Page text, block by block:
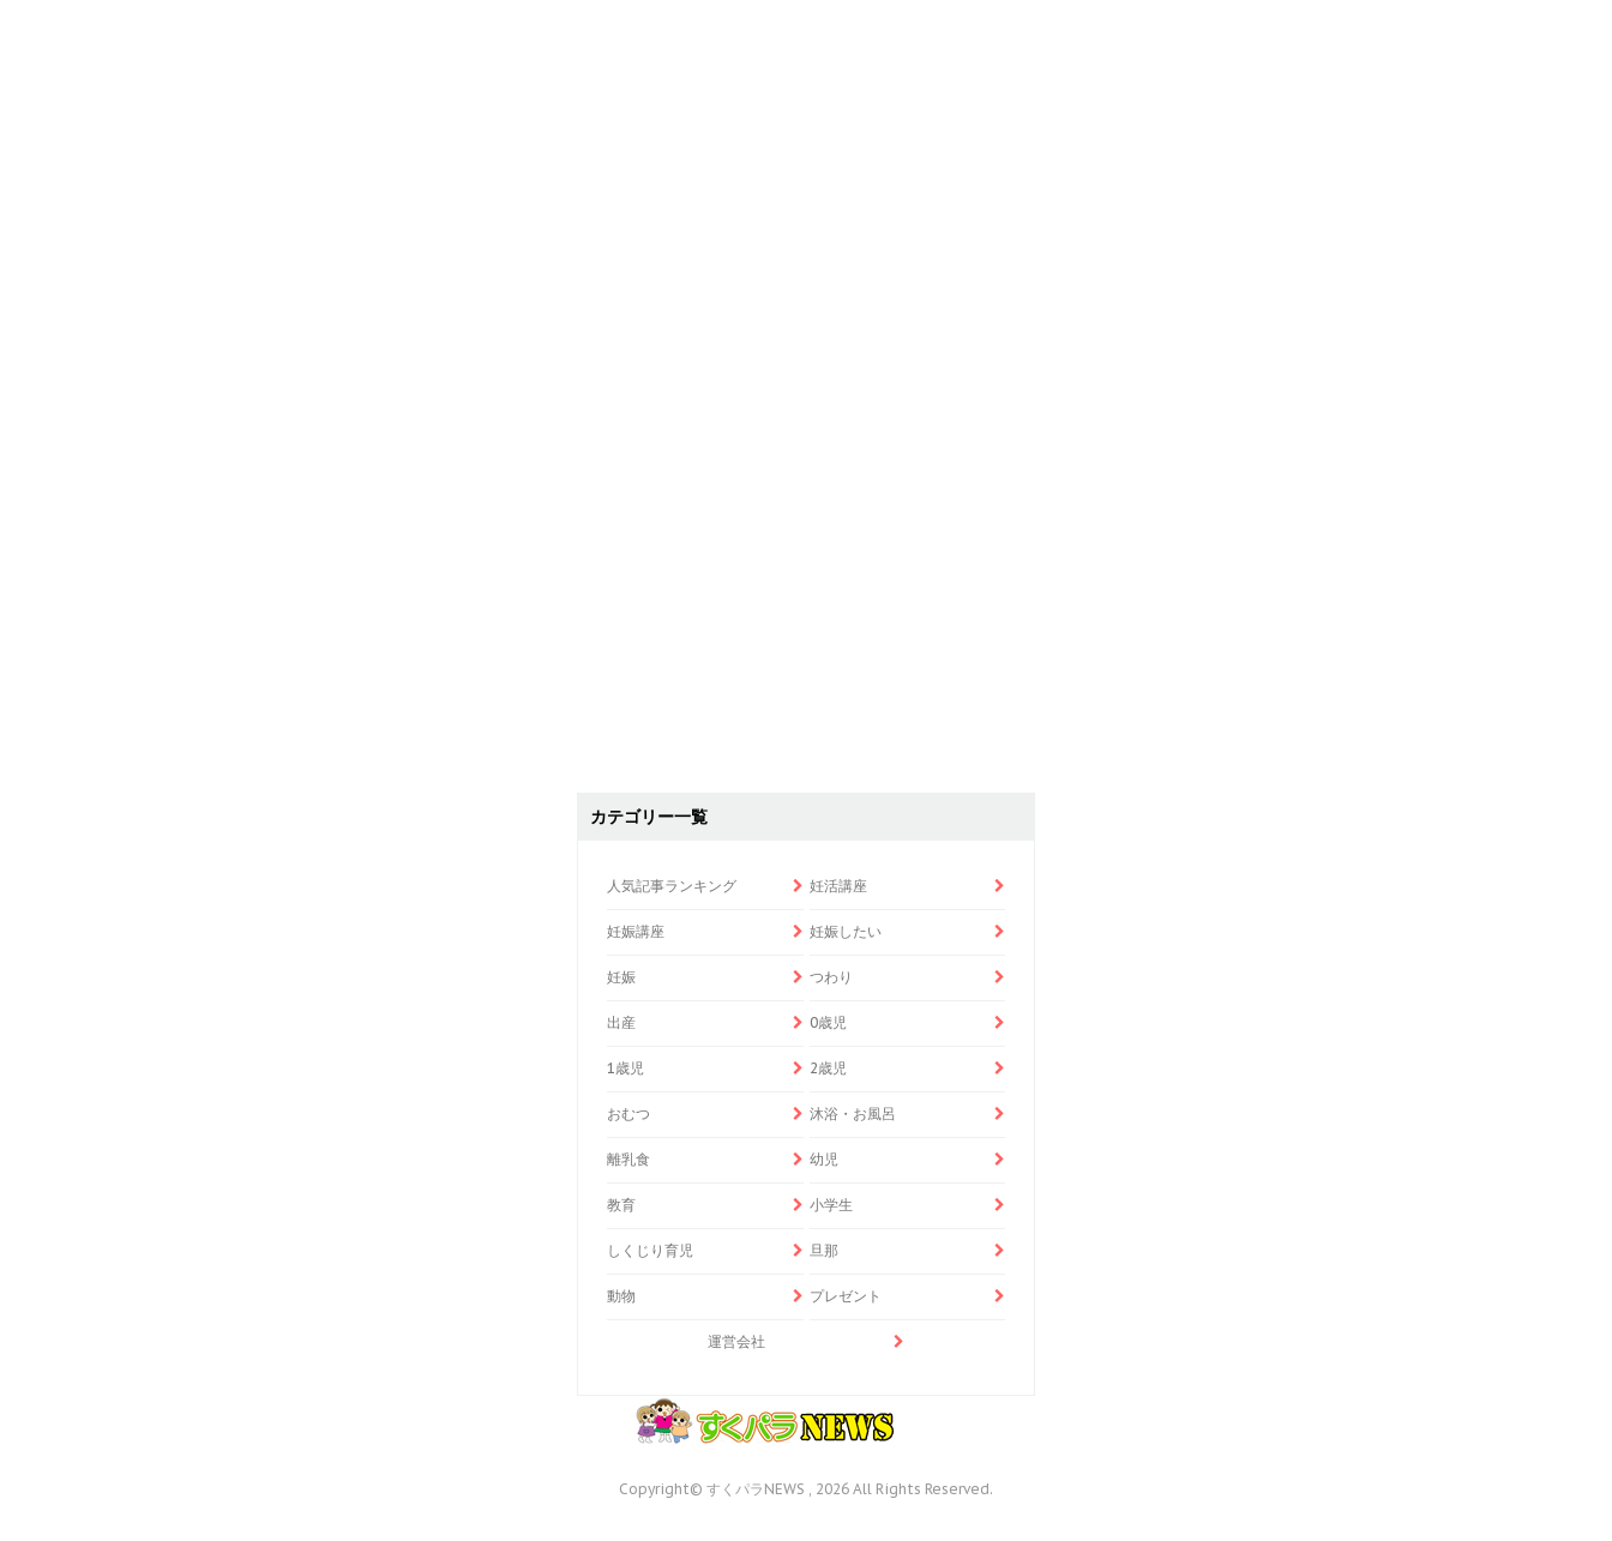
カテゴリー一覧
人気記事ランキング 妊活講座
妊娠講座 妊娠したい
妊娠 つわり
出産 0歳児
1歳児 2歳児
おむつ 沐浴・お風呂
離乳食 幼児
教育 小学生
しくじり育児 旦那
動物 プレゼント
運営会社
Copyright© すくパラNEWS , 2026 All Rights Reserved.